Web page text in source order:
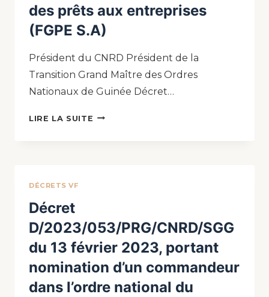
des prêts aux entreprises
(FGPE S.A)
Président du CNRD Président de la
Transition Grand Maître des Ordres
Nationaux de Guinée Décret…
LIRE LA SUITE
DÉCRETS VF
Décret
D/2023/053/PRG/CNRD/SGG
du 13 février 2023, portant
nomination d’un commandeur
dans l’ordre national du